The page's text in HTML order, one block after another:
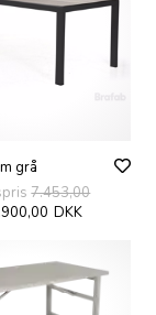
grå
7.453,00
DKK